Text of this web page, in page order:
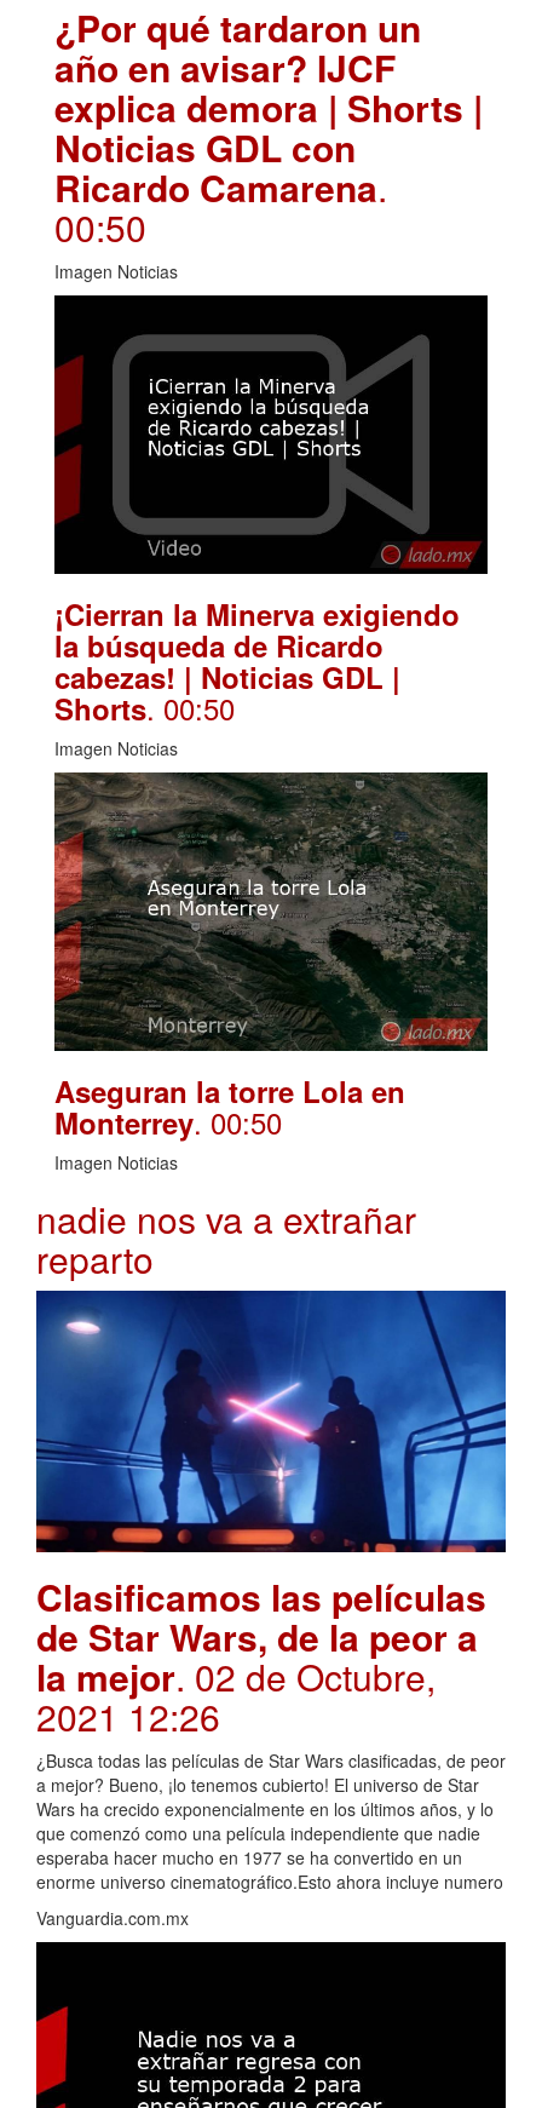
¿Por qué tardaron un
año en avisar? IJCF
explica demora | Shorts |
Noticias GDL con
Ricardo Camarena.
00:50
Imagen Noticias
¡Cierran la Minerva exigiendo
la búsqueda de Ricardo
cabezas! | Noticias GDL |
Shorts. 00:50
Imagen Noticias
Aseguran la torre Lola en
Monterrey. 00:50
Imagen Noticias
nadie nos va a extrañar
reparto
Clasificamos las películas
de Star Wars, de la peor a
la mejor. 02 de Octubre,
2021 12:26
¿Busca todas las películas de Star Wars clasificadas, de peor
a mejor? Bueno, ¡lo tenemos cubierto! El universo de Star
Wars ha crecido exponencialmente en los últimos años, y lo
que comenzó como una película independiente que nadie
esperaba hacer mucho en 1977 se ha convertido en un
enorme universo cinematográfico.Esto ahora incluye numero
Vanguardia.com.mx